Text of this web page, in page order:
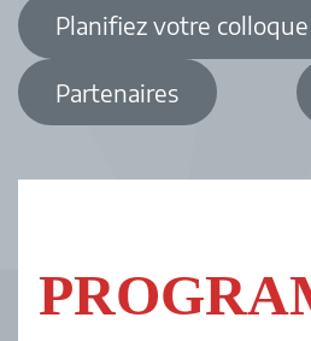
Planifiez votre colloque
Partenaires